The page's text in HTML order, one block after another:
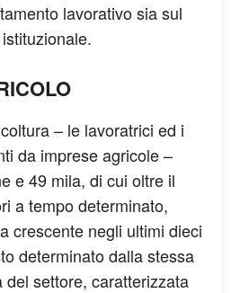
lavorativo sia sul
– le lavoratrici ed i
da imprese agricole –
e 49 mila, di cui oltre il
a tempo determinato,
crescente negli ultimi dieci
determinato dalla stessa
settore, caratterizzata